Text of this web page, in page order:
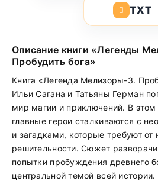
TXT
Описание книги «Легенды
Пробудить бога»
Книга «Легенда Мелизоры-3.
Ильи Сагана и Татьяны Герман
мир магии и приключений. В этом
главные герои сталкиваются с
и загадками, которые требуют от
решительности. Сюжет
попытки пробуждения древнего
центральной темой всей истории.